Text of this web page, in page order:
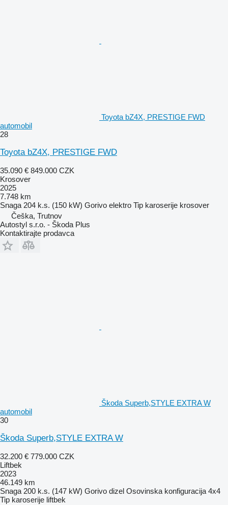
Toyota bZ4X, PRESTIGE FWD
automobil
28
Toyota bZ4X, PRESTIGE FWD
35.090 € 849.000 CZK
Krosover
2025
7.748 km
Snaga 204 k.s. (150 kW) Gorivo elektro Tip karoserije krosover
Češka, Trutnov
Autostyl s.r.o. - Škoda Plus
Kontaktirajte prodavca
Škoda Superb,STYLE EXTRA W
automobil
30
Škoda Superb,STYLE EXTRA W
32.200 € 779.000 CZK
Liftbek
2023
46.149 km
Snaga 200 k.s. (147 kW) Gorivo dizel Osovinska konfiguracija 4x4
Tip karoserije liftbek